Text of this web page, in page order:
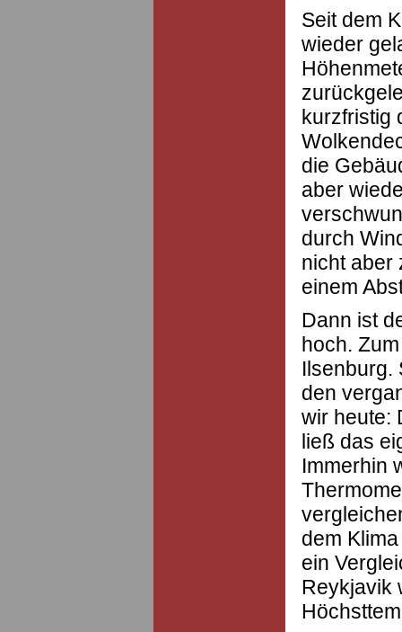
Seit dem
wieder
kurzfristig
die
aber
durch
nicht aber
einem
Dann ist
hoch.
Ilsenburg.
den
wir heute:
ließ das
Immerhin
dem
ein
Reykjavik